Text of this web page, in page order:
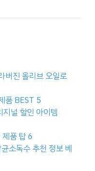
버진 올리브 오일로
품 BEST 5
널 할인 아이템
품 탑 6
소독수 추천 정보 베